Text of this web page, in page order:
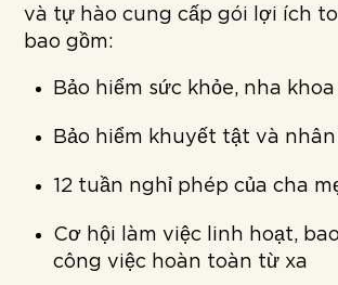
và tự hào cung cấp gói lợi ích
bao gồm:
Bảo hiểm sức khỏe, nha
Bảo hiểm khuyết tật và
12 tuần nghỉ phép của cha
Cơ hội làm việc linh hoạt,
công việc hoàn toàn từ xa